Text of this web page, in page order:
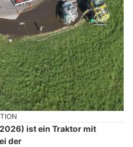
ist ein Traktor mit
der